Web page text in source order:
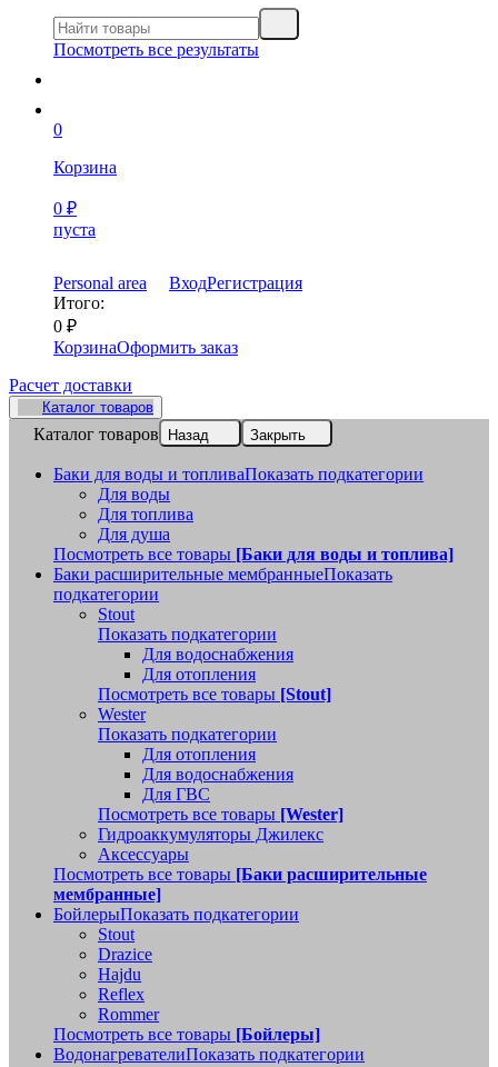
Посмотреть все результаты
0
Корзина
0 ₽
пуста
Personal area ВходРегистрация
Итого:
0 ₽
КорзинаОформить заказ
Расчет доставки
Каталог товаров
Каталог товаров Назад Закрыть
Баки для воды и топливаПоказать подкатегории
Для воды
Для топлива
Для душа
Посмотреть все товары [Баки для воды и топлива]
Баки расширительные мембранныеПоказать
подкатегории
Stout
Показать подкатегории
Для водоснабжения
Для отопления
Посмотреть все товары [Stout]
Wester
Показать подкатегории
Для отопления
Для водоснабжения
Для ГВС
Посмотреть все товары [Wester]
Гидроаккумуляторы Джилекс
Аксессуары
Посмотреть все товары [Баки расширительные
мембранные]
БойлерыПоказать подкатегории
Stout
Drazice
Hajdu
Reflex
Rommer
Посмотреть все товары [Бойлеры]
ВодонагревателиПоказать подкатегории